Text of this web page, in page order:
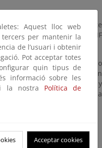
en las que el participante
completo junto al DNI o CIF
o jurídica).
se considerarán no
partes que se consideren
señaladas y
las razones de dicha
Aquest lloc web
per mantenir la
de l’usuari i obtenir
Pot acceptar totes
quin tipus de
informació sobre les
la nostra Política de
Acceptar cookies